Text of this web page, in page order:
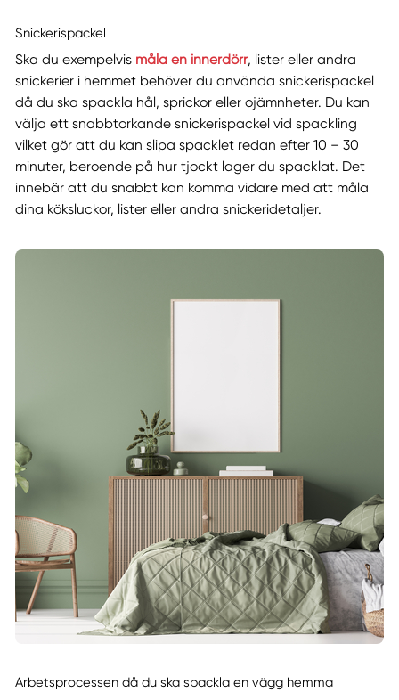
Snickerispackel
Ska du exempelvis måla en innerdörr, lister eller andra
snickerier i hemmet behöver du använda snickerispackel
då du ska spackla hål, sprickor eller ojämnheter. Du kan
välja ett snabbtorkande snickerispackel vid spackling
vilket gör att du kan slipa spacklet redan efter 10 – 30
minuter, beroende på hur tjockt lager du spacklat. Det
innebär att du snabbt kan komma vidare med att måla
dina köksluckor, lister eller andra snickeridetaljer.
Arbetsprocessen då du ska spackla en vägg hemma